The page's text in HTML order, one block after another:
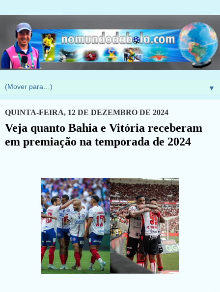
▼
QUINTA-FEIRA, 12 DE DEZEMBRO DE 2024
Veja quanto Bahia e Vitória receberam
em premiação na temporada de 2024